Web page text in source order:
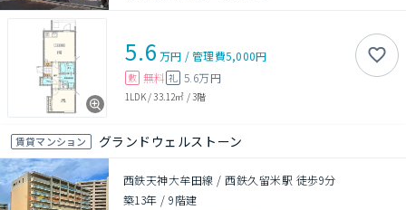
5.6 万円 /管理費5,000円
敷 無料 礼 5.6万円
1LDK/33.12㎡ /3階
賃貸マンション グランドウェルストーン
西鉄天神大牟田線 / 西鉄久留米駅 徒歩9分
築13年 /9階建